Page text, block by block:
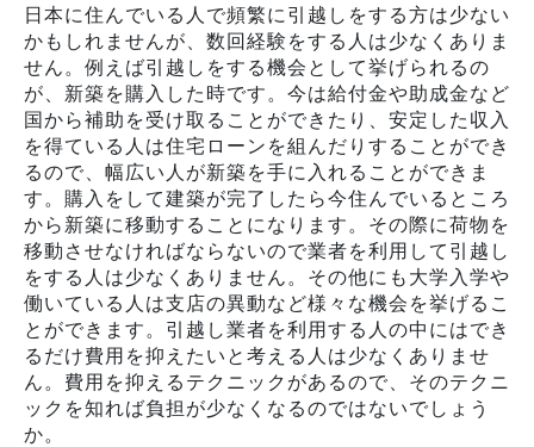
日本に住んでいる人で頻繁に引越しをする方は少ない
かもしれませんが、数回経験をする人は少なくありま
せん。例えば引越しをする機会として挙げられるの
が、新築を購入した時です。今は給付金や助成金など
国から補助を受け取ることができたり、安定した収入
を得ている人は住宅ローンを組んだりすることができ
るので、幅広い人が新築を手に入れることができま
す。購入をして建築が完了したら今住んでいるところ
から新築に移動することになります。その際に荷物を
移動させなければならないので業者を利用して引越し
をする人は少なくありません。その他にも大学入学や
働いている人は支店の異動など様々な機会を挙げるこ
とができます。引越し業者を利用する人の中にはでき
るだけ費用を抑えたいと考える人は少なくありませ
ん。費用を抑えるテクニックがあるので、そのテクニ
ックを知れば負担が少なくなるのではないでしょう
か。